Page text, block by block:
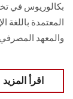
المعتمدة باللغة
والمعهد
اقرأ المزيد